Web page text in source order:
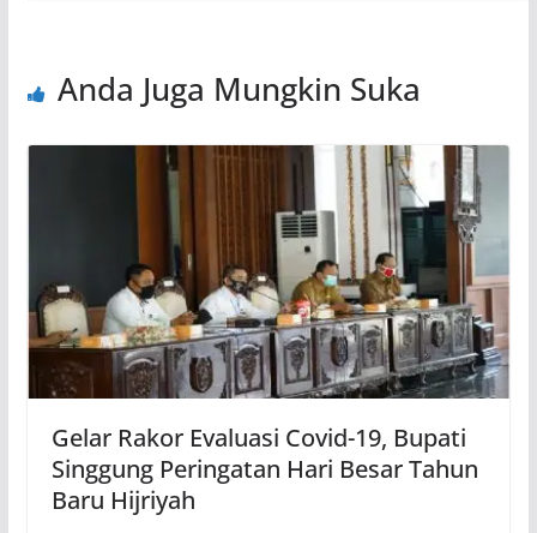
Anda Juga Mungkin Suka
Gelar Rakor Evaluasi Covid-19, Bupati
Singgung Peringatan Hari Besar Tahun
Baru Hijriyah